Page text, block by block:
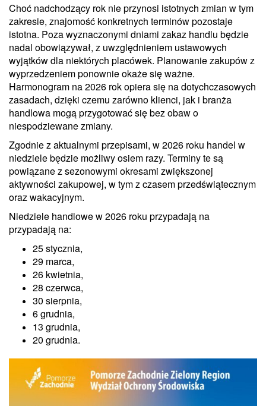
Choć nadchodzący rok nie przynosi istotnych zmian w tym
zakresie, znajomość konkretnych terminów pozostaje
istotna. Poza wyznaczonymi dniami zakaz handlu będzie
nadal obowiązywał, z uwzględnieniem ustawowych
wyjątków dla niektórych placówek. Planowanie zakupów z
wyprzedzeniem ponownie okaże się ważne.
Harmonogram na 2026 rok opiera się na dotychczasowych
zasadach, dzięki czemu zarówno klienci, jak i branża
handlowa mogą przygotować się bez obaw o
niespodziewane zmiany.
Zgodnie z aktualnymi przepisami, w 2026 roku handel w
niedziele będzie możliwy osiem razy. Terminy te są
powiązane z sezonowymi okresami zwiększonej
aktywności zakupowej, w tym z czasem przedświątecznym
oraz wakacyjnym.
Niedziele handlowe w 2026 roku przypadają na
przypadają na:
25 stycznia,
29 marca,
26 kwietnia,
28 czerwca,
30 sierpnia,
6 grudnia,
13 grudnia,
20 grudnia.